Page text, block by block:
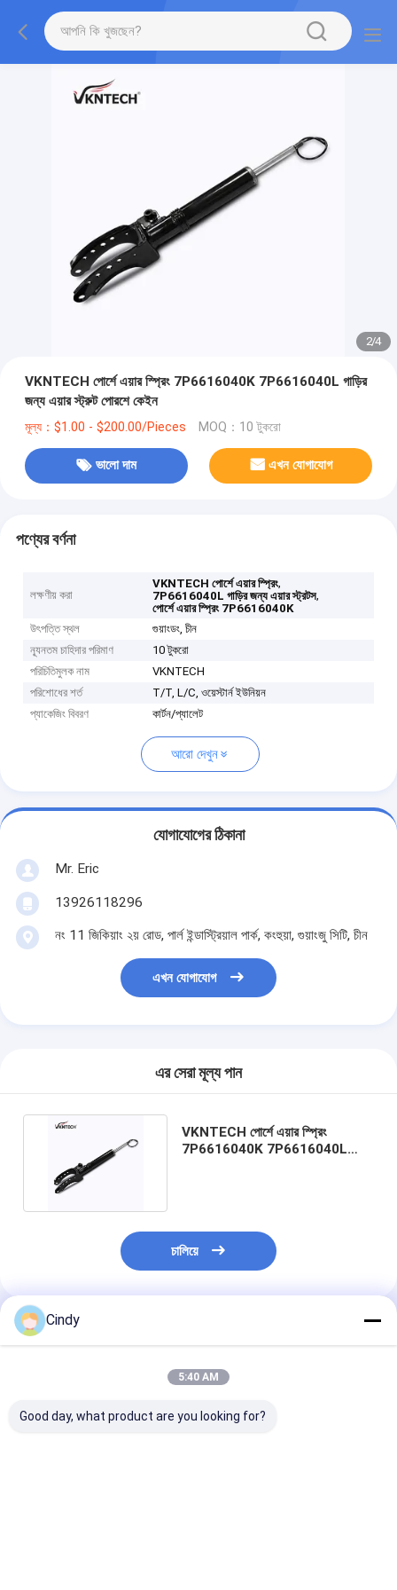
2/4
VKNTECH পোর্শে এয়ার স্প্রিং 7P6616040K 7P6616040L গাড়ির
জন্য এয়ার স্ট্রুট পোরশে কেইন
মূল্য：$1.00 - $200.00/Pieces MOQ：10 টুকরো
ভালো দাম এখন যোগাযোগ
পণ্যের বর্ণনা
লক্ষণীয় করা
VKNTECH পোর্শে এয়ার স্প্রিং,
7P6616040L গাড়ির জন্য এয়ার স্ট্রটস,
পোর্শে এয়ার স্প্রিং 7P6616040K
উৎপত্তি স্থল
গুয়াংডং, চীন
ন্যূনতম চাহিদার পরিমাণ
10 টুকরো
পরিচিতিমুলক নাম
VKNTECH
পরিশোধের শর্ত
T/T, L/C, ওয়েস্টার্ন ইউনিয়ন
প্যাকেজিং বিবরণ
কার্টন/প্যালেট
আরো দেখুন
যোগাযোগের ঠিকানা
Mr. Eric
13926118296
নং 11 জিকিয়াং ২য় রোড, পার্ল ইন্ডাস্ট্রিয়াল পার্ক, কংহুয়া, গুয়াংজু সিটি, চীন
এখন যোগাযোগ
এর সেরা মূল্য পান
VKNTECH পোর্শে এয়ার স্প্রিং
7P6616040K 7P6616040L
চালিয়ে
প্রস্তাবিত পণ্য
Cindy
5:40 AM
Good day, what product are you looking for?